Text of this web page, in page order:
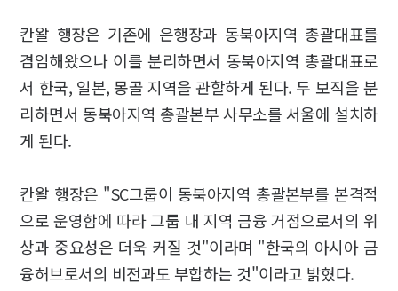
칸왈 행장은 기존에 은행장과 동북아지역 총괄대표를
겸임해왔으나 이를 분리하면서 동북아지역 총괄대표로
서 한국, 일본, 몽골 지역을 관할하게 된다. 두 보직을 분
리하면서 동북아지역 총괄본부 사무소를 서울에 설치하
게 된다.
칸왈 행장은 "SC그룹이 동북아지역 총괄본부를 본격적
으로 운영함에 따라 그룹 내 지역 금융 거점으로서의 위
상과 중요성은 더욱 커질 것"이라며 "한국의 아시아 금
융허브로서의 비전과도 부합하는 것"이라고 밝혔다.